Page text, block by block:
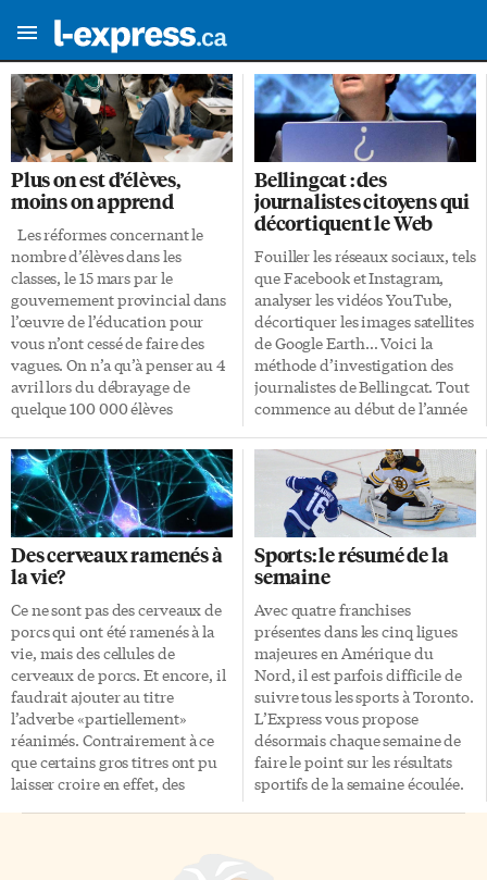
Plus on est d’élèves,
moins on apprend
Les réformes concernant le
nombre d’élèves dans les
classes, le 15 mars par le
gouvernement provincial dans
l’œuvre de l’éducation pour
vous n’ont cessé de faire des
vagues. On n’a qu’à penser au 4
avril lors du débrayage de
quelque 100 000 élèves
secondaires de l’Ontario.
Parents, enseignant et étudiant
tous mobilisé Malgré les dires
du premier ministre Doug
Ford et de sa ministre de
l’Éducation Lisa Thompson
(ancienne directrice générale
de la Coopérative des chèvres
laitières), qui voulaient donner
tout le crédit de cette
manifestation aux enseignants,
qu’ils accusaient de manipuler
les élèves, tout le […]
Bellingcat : des
journalistes citoyens qui
décortiquent le Web
Fouiller les réseaux sociaux, tels
que Facebook et Instagram,
analyser les vidéos YouTube,
décortiquer les images satellites
de Google Earth… Voici la
méthode d’investigation des
journalistes de Bellingcat. Tout
commence au début de l’année
éclate. Eliott Higgins, un
Britannique au chômage qui
n’est ni journaliste ni analyste
politique, crée alors un blogue
pour publier des enquêtes sur
les armes employées par le
régime Bachar Al-Assad,
réalisées à partir
d’informations disponibles en
ligne uniquement. Peu à peu, il
construit un site, qui prend en
2014 le fameux nom de
Bellingcat (inspiré d’une fable
dans lequel des […]
Des cerveaux ramenés à
la vie?
Ce ne sont pas des cerveaux de
porcs qui ont été ramenés à la
vie, mais des cellules de
cerveaux de porcs. Et encore, il
faudrait ajouter au titre
l’adverbe «partiellement»
réanimés. Contrairement à ce
que certains gros titres ont pu
laisser croire en effet, des
Sports: le résumé de la
semaine
Avec quatre franchises
présentes dans les cinq ligues
majeures en Amérique du
Nord, il est parfois difficile de
suivre tous les sports à Toronto.
L’Express vous propose
désormais chaque semaine de
faire le point sur les résultats
sportifs de la semaine écoulée.